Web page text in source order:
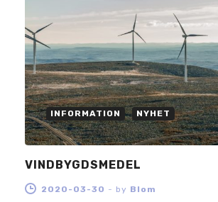
INFORMATION NYHET
VINDBYGDSMEDEL
2020-03-30 - by Blom